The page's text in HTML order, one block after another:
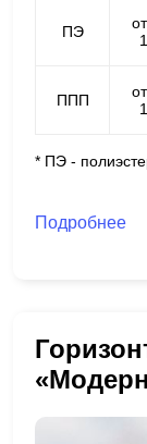
ПЭ
ППП
* ПЭ -
Подробнее